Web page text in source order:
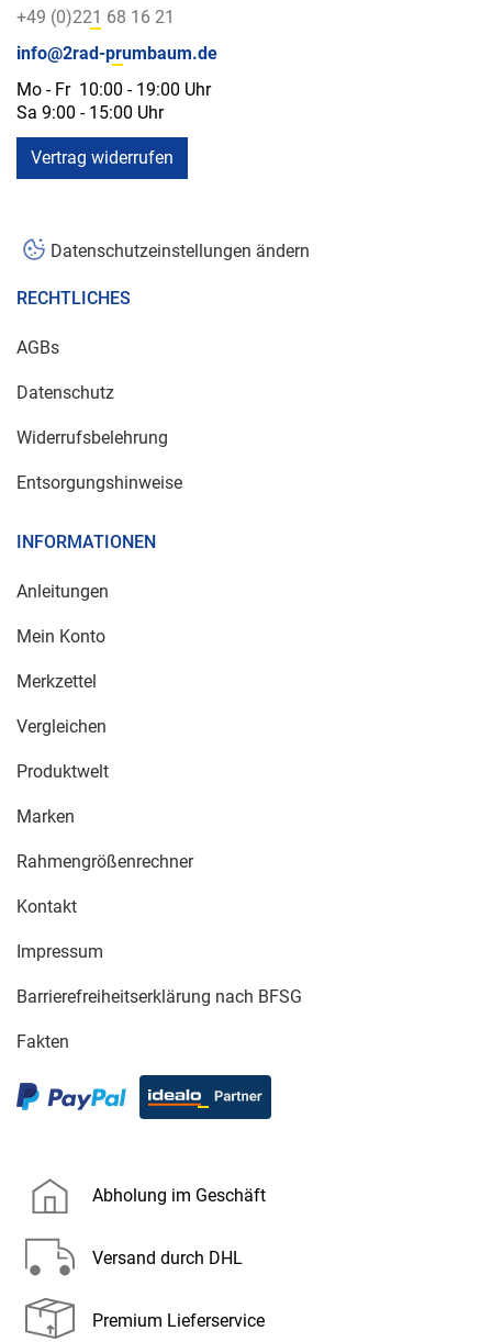
+49 (0)221 68 16 21
info@2rad-prumbaum.de
Mo - Fr 10:00 - 19:00 Uhr
Sa 9:00 - 15:00 Uhr
Vertrag widerrufen
Datenschutzeinstellungen ändern
RECHTLICHES
AGBs
Datenschutz
Widerrufsbelehrung
Entsorgungshinweise
INFORMATIONEN
Anleitungen
Mein Konto
Merkzettel
Vergleichen
Produktwelt
Marken
Rahmengrößenrechner
Kontakt
Impressum
Barrierefreiheitserklärung nach BFSG
Fakten
Abholung im Geschäft
Versand durch DHL
Premium Lieferservice